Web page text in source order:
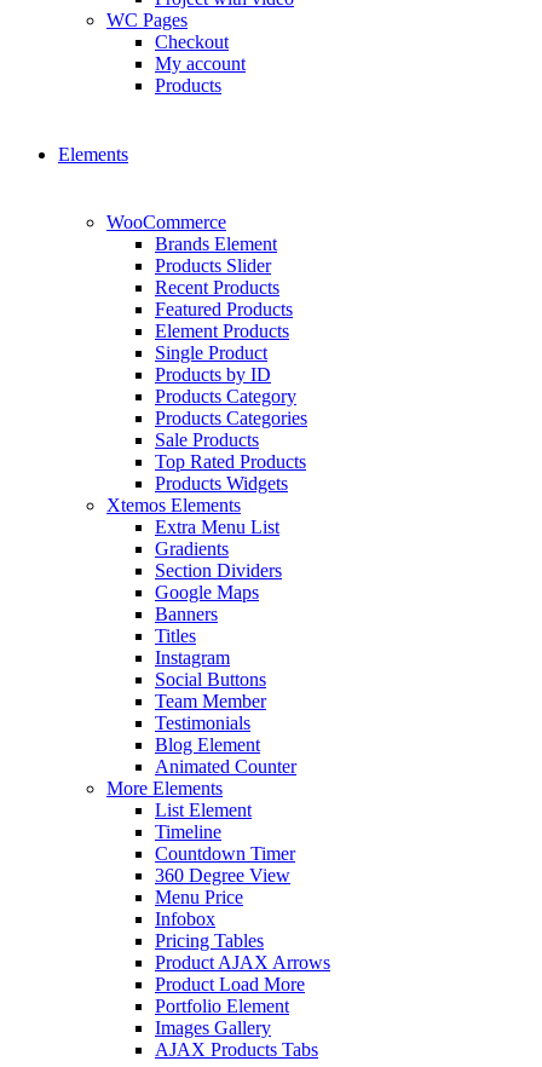
WC Pages
Checkout
My account
Products
Elements
WooCommerce
Brands Element
Products Slider
Recent Products
Featured Products
Element Products
Single Product
Products by ID
Products Category
Products Categories
Sale Products
Top Rated Products
Products Widgets
Xtemos Elements
Extra Menu List
Gradients
Section Dividers
Google Maps
Banners
Titles
Instagram
Social Buttons
Team Member
Testimonials
Blog Element
Animated Counter
More Elements
List Element
Timeline
Countdown Timer
360 Degree View
Menu Price
Infobox
Pricing Tables
Product AJAX Arrows
Product Load More
Portfolio Element
Images Gallery
AJAX Products Tabs